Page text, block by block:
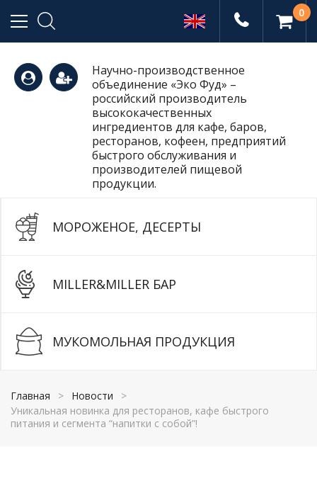
(495)
665-
0
Научно-производственное
объединение «Эко Фуд» –
российский производитель
высококачественных
ингредиентов для кафе, баров,
ресторанов, кофеен, предприятий
быстрого обслуживания и
производителей пищевой
продукции.
МОРОЖЕНОЕ, ДЕСЕРТЫ
MILLER&MILLER БАР
МУКОМОЛЬНАЯ ПРОДУКЦИЯ
Главная > Новости
>
Уникальная новинка для ресторанов, кафе быстрого
питания и сегмента “напитки с собой”!